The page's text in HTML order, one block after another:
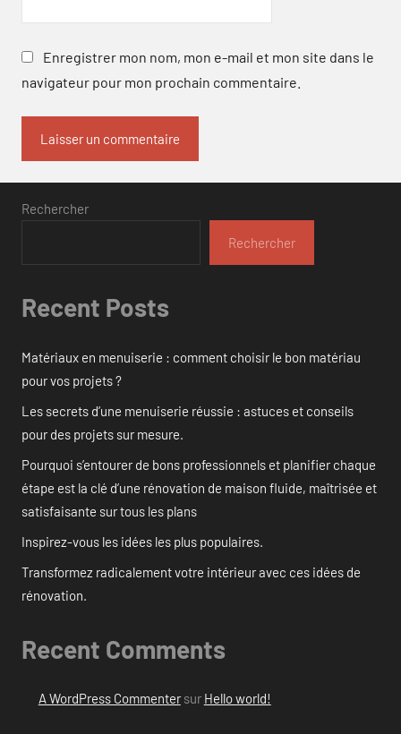
Enregistrer mon nom, mon e-mail et mon site dans le
navigateur pour mon prochain commentaire.
Rechercher
Rechercher
Recent Posts
Matériaux en menuiserie : comment choisir le bon matériau
pour vos projets ?
Les secrets d’une menuiserie réussie : astuces et conseils
pour des projets sur mesure.
Pourquoi s’entourer de bons professionnels et planifier chaque
étape est la clé d’une rénovation de maison fluide, maîtrisée et
satisfaisante sur tous les plans
Inspirez-vous les idées les plus populaires.
Transformez radicalement votre intérieur avec ces idées de
rénovation.
Recent Comments
A WordPress Commentersur Hello world!